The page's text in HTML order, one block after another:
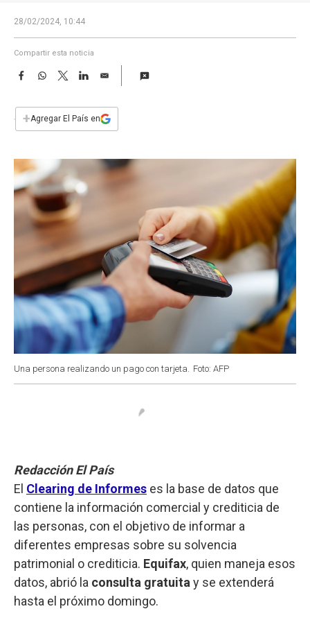
28/02/2024, 10:44
Compartir esta noticia
F
e
b
k
W
s
p
T
w
t
L
E
i
l
+Agregar El País en
Una persona realizando un pago con tarjeta. Foto: AFP
Redacción El País
El Clearing de Informes es la base de datos que
contiene la información comercial y crediticia de
las personas, con el objetivo de informar a
diferentes empresas sobre su solvencia
patrimonial o crediticia. Equifax, quien maneja esos
datos, abrió la consulta gratuita y se extenderá
hasta el próximo domingo.